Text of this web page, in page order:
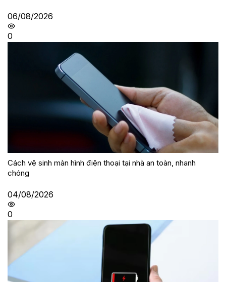
06/08/2026
0
Cách vệ sinh màn hình điện thoại tại nhà an toàn, nhanh
chóng
04/08/2026
0